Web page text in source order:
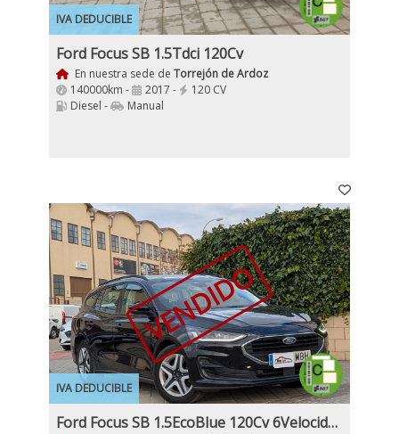
IVA DEDUCIBLE
Ford Focus SB 1.5Tdci 120Cv
En nuestra sede de Torrejón de Ardoz
140000km -
2017 -
120 CV
Diesel -
Manual
IVA DEDUCIBLE
VENDIDO
Ford Focus SB 1.5EcoBlue 120Cv 6Velocidades 5 Puertas, Etiqueta Medioambiental C Nacional Unico Dueño